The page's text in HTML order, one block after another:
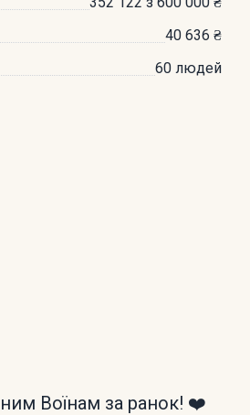
40 636 ₴
60 людей
Воїнам за ранок! ❤️